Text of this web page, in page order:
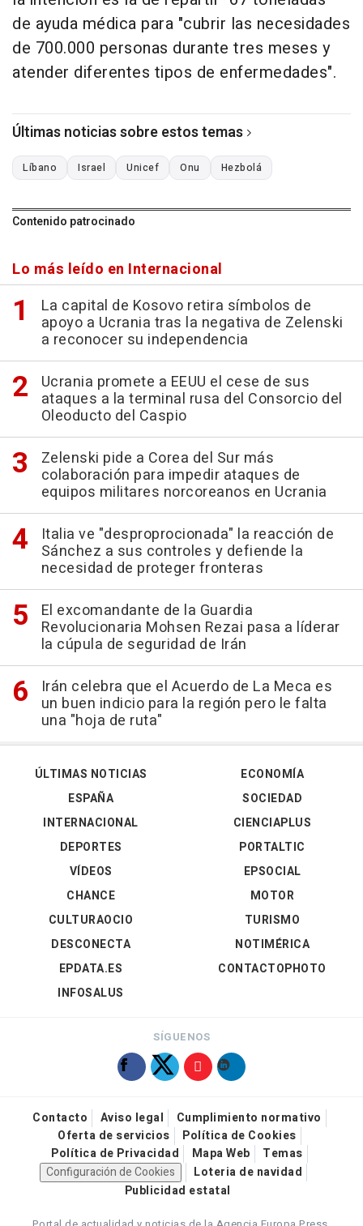
de ayuda médica para "cubrir las necesidades
de 700.000 personas durante tres meses y
atender diferentes tipos de enfermedades".
Últimas noticias sobre estos temas
Líbano Israel Unicef Onu Hezbolá
Contenido patrocinado
Lo más leído en Internacional
La capital de Kosovo retira símbolos de
apoyo a Ucrania tras la negativa de Zelenski
a reconocer su independencia
Ucrania promete a EEUU el cese de sus
ataques a la terminal rusa del Consorcio del
Oleoducto del Caspio
Zelenski pide a Corea del Sur más
colaboración para impedir ataques de
equipos militares norcoreanos en Ucrania
Italia ve "desproprocionada" la reacción de
Sánchez a sus controles y defiende la
necesidad de proteger fronteras
El excomandante de la Guardia
Revolucionaria Mohsen Rezai pasa a líderar
la cúpula de seguridad de Irán
Irán celebra que el Acuerdo de La Meca es
un buen indicio para la región pero le falta
una "hoja de ruta"
ÚLTIMAS NOTICIAS
ESPAÑA
INTERNACIONAL
DEPORTES
VÍDEOS
ECONOMÍA
SOCIEDAD
CIENCIAPLUS
PORTALTIC
EPSOCIAL
CHANCE
CULTURAOCIO
DESCONECTA
EPDATA.ES
INFOSALUS
MOTOR
TURISMO
NOTIMÉRICA
CONTACTOPHOTO
SÍGUENOS
Contacto Aviso legal
Cumplimiento normativo
Oferta de servicios
Política de Cookies
Política de Privacidad
Mapa Web
Temas
Configuración de Cookies
Loteria de navidad
Publicidad estatal